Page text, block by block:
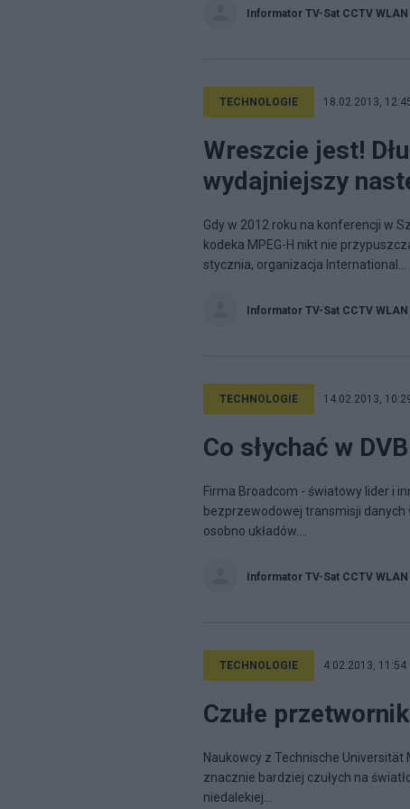
Informator TV-Sat CCTV WLAN
TECHNOLOGIE 18.02.2013,
Wreszcie jest!
wydajniejszy
Gdy w 2012 roku na konferencji w
kodeka MPEG-H nikt nie
stycznia, organizacja International...
Informator TV-Sat CCTV WLAN
TECHNOLOGIE 14.02.2013,
Co słychać w
Firma Broadcom - światowy lider i
bezprzewodowej transmisji danych
osobno układów....
Informator TV-Sat CCTV WLAN
TECHNOLOGIE 4.02.2013, 11:54
Czułe
Naukowcy z Technische
znacznie bardziej czułych na
niedalekiej...